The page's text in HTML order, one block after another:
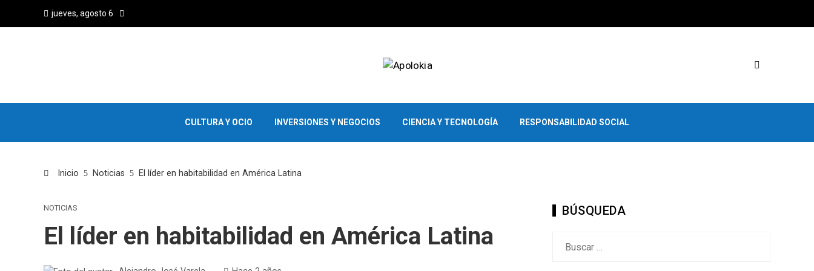
jueves, agosto 6
CULTURA Y OCIO INVERSIONES Y NEGOCIOS CIENCIA Y TECNOLOGÍA RESPONSABILIDAD SOCIAL
Inicio Noticias El líder en habitabilidad en América Latina
NOTICIAS
El líder en habitabilidad en América Latina
BÚSQUEDA